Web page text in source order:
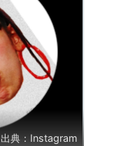
出典：Instagram